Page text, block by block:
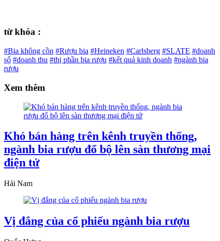
từ khóa :
#Bia không cồn #Rượu bia #Heineken #Carlsberg #SLATE #doanh
số #doanh thu #thị phần bia rượu #kết quả kinh doanh #ngành bia
rượu
Xem thêm
Khó bán hàng trên kênh truyền thống,
ngành bia rượu đổ bộ lên sàn thương mại
điện tử
Hải Nam
Vị đắng của cổ phiếu ngành bia rượu